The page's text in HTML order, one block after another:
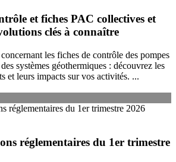
et fiches PAC collectives et
clés à connaître
les fiches de contrôle des pompes
systèmes géothermiques : découvrez les
et leurs impacts sur vos activités. ...
réglementaires du 1er trimestre